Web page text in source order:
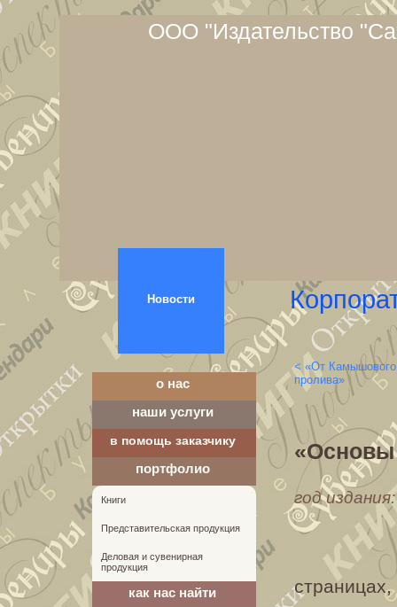
ООО "Издательство
о нас
наши услуги
в помощь заказчику
портфолио
Книги
Представительская продукция
Деловая и сувенирная
продукция
как нас найти
< «От Камышового
пролива»
«Основы
год
страницах,
Новости